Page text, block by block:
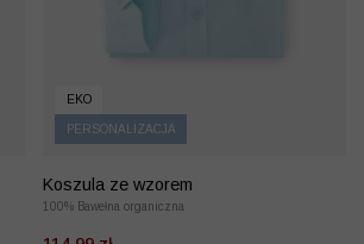
EKO
PERSONALIZACJA
Koszula ze wzorem
100% Bawełna organiczna